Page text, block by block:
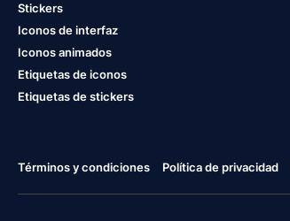
Stickers
Iconos de interfaz
Iconos animados
Etiquetas de iconos
Etiquetas de stickers
Términos y condiciones Política de privacidad